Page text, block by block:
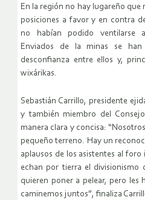
En la región no hay lugareño que
posiciones a favor y en contra
no habían podido ventilarse
Enviados de la minas se
desconfianza entre ellos y,
wixárikas.
Sebastián Carrillo, presidente
y también miembro del
manera clara y concisa:
pequeño terreno. Hay un
aplausos de los asistentes al
echan por tierra el divisionismo
quieren poner a pelear, pero les
caminemos juntos”, finaliza